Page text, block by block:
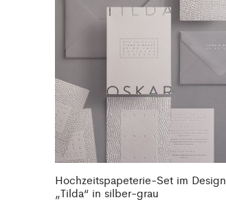
Hochzeitspapeterie-Set im Design
„Tilda“ in silber-grau